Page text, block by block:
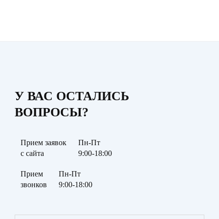
У ВАС ОСТАЛИСЬ
ВОПРОСЫ?
Прием заявок
с сайта
Пн-Пт
9:00-18:00
Прием
звонков
Пн-Пт
9:00-18:00